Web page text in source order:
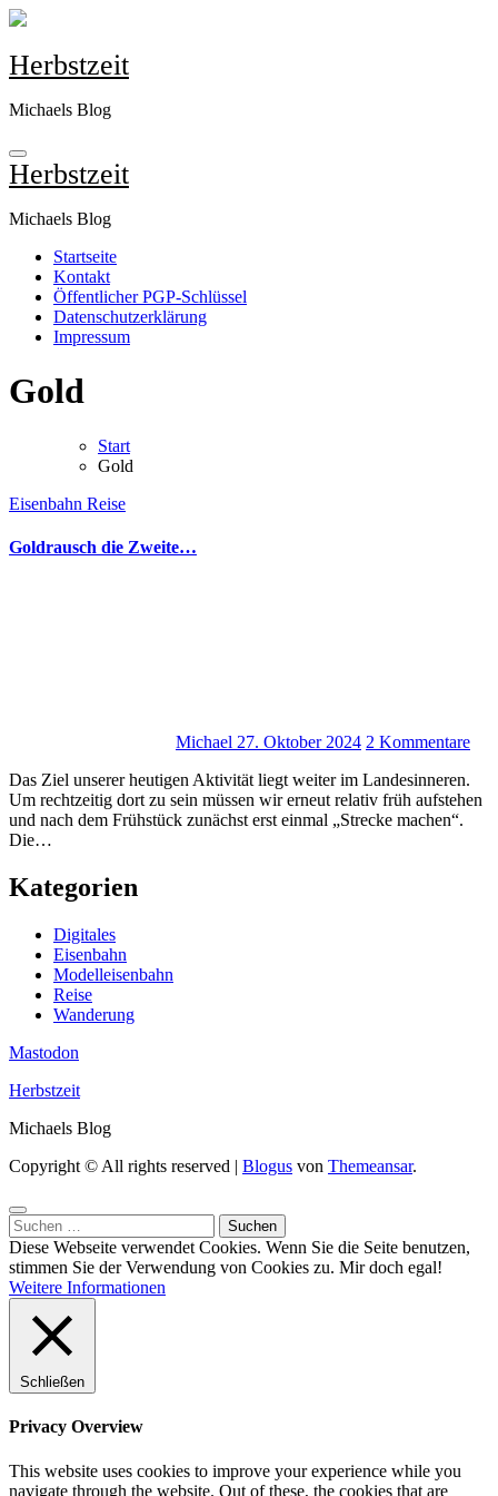
Zum
springen
Herbstzeit
Michaels Blog
Herbstzeit
Michaels Blog
Startseite
Kontakt
Öffentlicher PGP-Schlüssel
Datenschutzerklärung
Impressum
Gold
Start
Gold
Eisenbahn Reise
Goldrausch die Zweite…
Michael 27. Oktober 2024 2 Kommentare
Das Ziel unserer heutigen Aktivität liegt weiter im Landesinneren.
Um rechtzeitig dort zu sein müssen wir erneut relativ früh aufstehen
und nach dem Frühstück zunächst erst einmal „Strecke machen“.
Die…
Kategorien
Digitales
Eisenbahn
Modelleisenbahn
Reise
Wanderung
Mastodon
Herbstzeit
Michaels Blog
Copyright © All rights reserved | Blogus von Themeansar.
Suchen
nach:
Diese Webseite verwendet Cookies. Wenn Sie die Seite benutzen,
stimmen Sie der Verwendung von Cookies zu. Mir doch egal!
Weitere Informationen
Schließen
Privacy Overview
This website uses cookies to improve your experience while you
navigate through the website. Out of these, the cookies that are